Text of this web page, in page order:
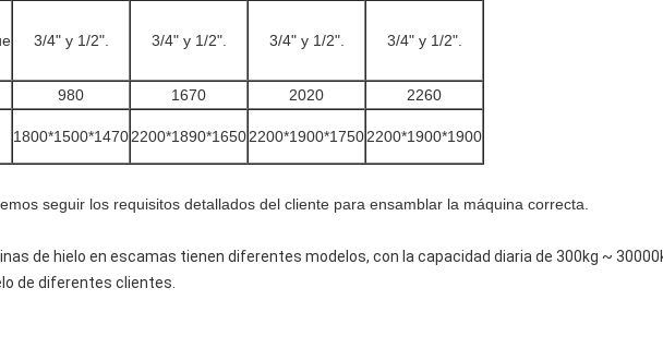
3/4" y 1/2". 3/4" y 1/2". 3/4" y 1/2". 3/4" y 1/2".
980 1670 2020
2260
1800*1500*14702200*1890*16502200*1900*17502200*1900*1900
seguir los requisitos detallados del cliente para ensamblar la máquina correcta.
de hielo en escamas tienen diferentes modelos, con la capacidad diaria de 300kg ~
de diferentes clientes.